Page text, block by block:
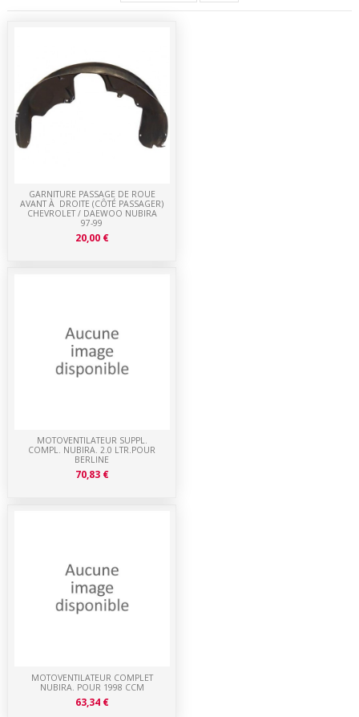
MOTOVENTILATEUR COMPLET
NUBIRA. POUR 1998 CCM
63,34 €
MOTOVENTILATEUR SUPPL.
COMPL. NUBIRA. 2.0 LTR.POUR
BERLINE
70,83 €
GARNITURE PASSAGE DE ROUE
AVANT À DROITE (CÔTÉ PASSAGER)
CHEVROLET / DAEWOO NUBIRA
97-99
20,00 €